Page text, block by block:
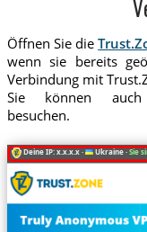
Öffnen Sie die
wenn sie bereits
Verbindung mit
Sie können
besuchen.
Deine IP: x.x.x.x · Ukraine ·Sie